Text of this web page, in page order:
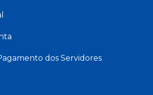
dos Servidores